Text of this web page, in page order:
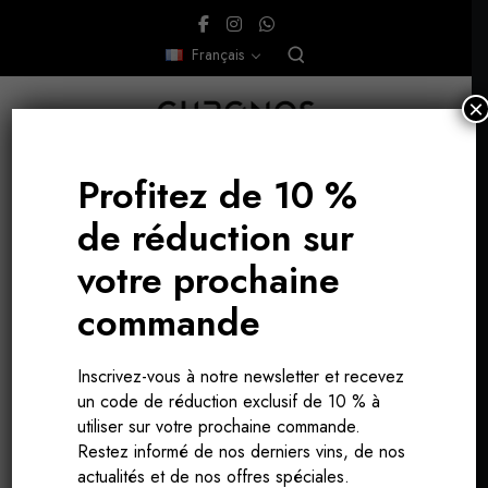
Français
Mark Haisma
Profitez de 10 %
de réduction sur
votre prochaine
commande
Inscrivez-vous à notre newsletter et recevez
un code de réduction exclusif de 10 % à
utiliser sur votre prochaine commande.
Restez informé de nos derniers vins, de nos
actualités et de nos offres spéciales.
×